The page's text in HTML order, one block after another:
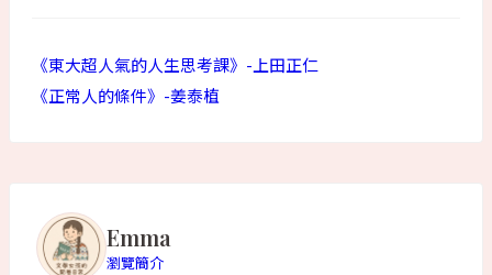
《東大超人氣的人生思考課》-上田正仁
《正常人的條件》-姜泰植
Emma
瀏覽簡介